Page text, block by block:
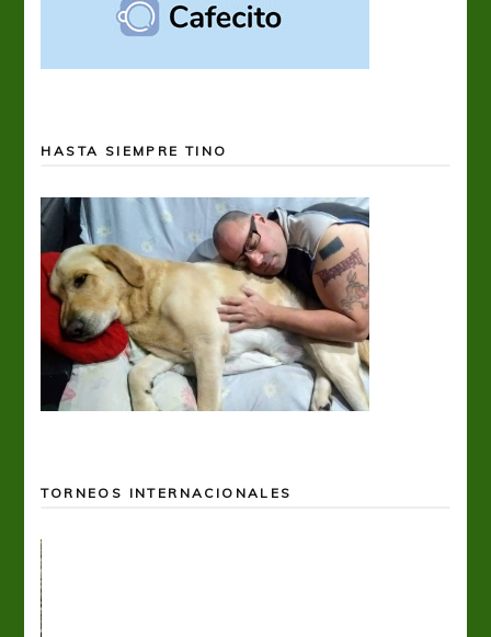
HASTA SIEMPRE TINO
TORNEOS INTERNACIONALES